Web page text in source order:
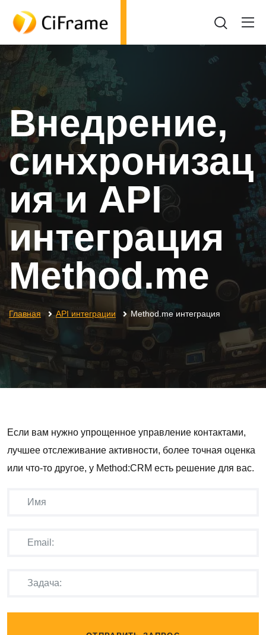
Внедрение,
синхронизац
ия и API
интеграция
Method.me
Главная API интеграции Method.me интеграция
Если вам нужно упрощенное управление контактами,
лучшее отслеживание активности, более точная оценка
или что-то другое, у Method:CRM есть решение для вас.